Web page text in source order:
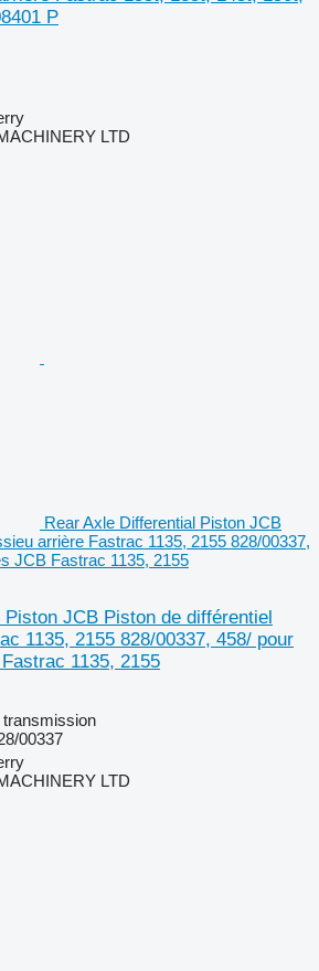
P
LTD
Rear Axle Differential Piston JCB
arrière Fastrac 1135, 2155 828/00337,
JCB Fastrac 1135, 2155
JCB Piston de différentiel
1135, 2155 828/00337, 458/ pour
1135, 2155
transmission
00337
LTD